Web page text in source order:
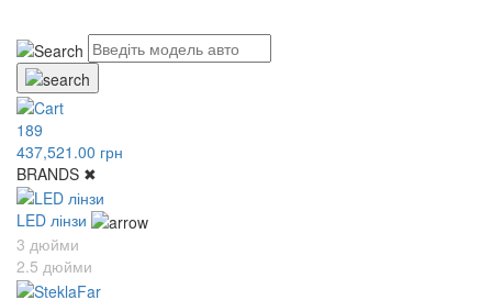
189
437,521.00 грн
BRANDS ✖
LED лінзи
3 дюйми
2.5 дюйми